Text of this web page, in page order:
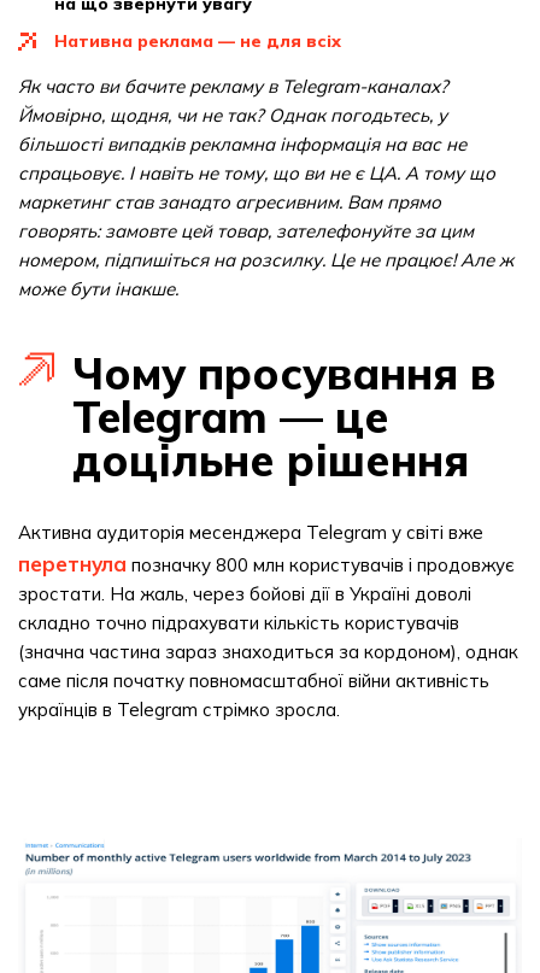
нативна реклама — не для всіх
Як часто ви бачите рекламу в Telegram-каналах?
Ймовірно, щодня, чи не так? Однак погодьтесь, у
більшості випадків рекламна інформація на вас не
спрацьовує. І навіть не тому, що ви не є ЦА. А тому що
маркетинг став занадто агресивним. Вам прямо
говорять: замовте цей товар, зателефонуйте за цим
номером, підпишіться на розсилку. Це не працює! Але ж
може бути інакше.
Чому просування в
Telegram — це
доцільне рішення
Активна аудиторія месенджера Telegram у світі вже
перетнула позначку 800 млн користувачів і продовжує
зростати. На жаль, через бойові дії в Україні доволі
складно точно підрахувати кількість користувачів
(значна частина зараз знаходиться за кордоном), однак
саме після початку повномасштабної війни активність
українців в Telegram стрімко зросла.